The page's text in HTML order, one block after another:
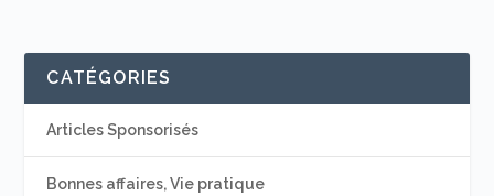
CATÉGORIES
Articles Sponsorisés
Bonnes affaires, Vie pratique